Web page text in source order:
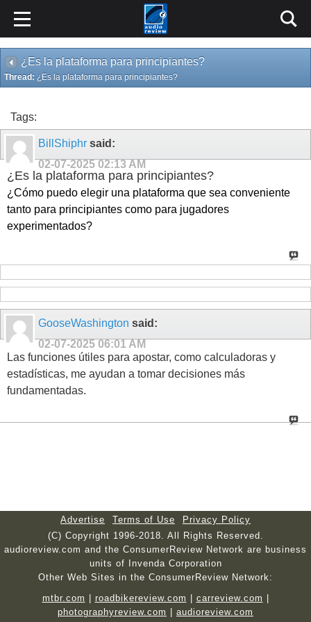
¿Es la plataforma para principiantes?
Thread: ¿Es la plataforma para principiantes?
Tags:
BillShiphr said:
02-07-2025 02:13 AM
¿Es la plataforma para principiantes?
¿Cómo puedo elegir una plataforma que sea conveniente
tanto para principiantes como para jugadores
experimentados?
GooseWashington said:
02-07-2025 06:01 AM
Las funciones útiles para apostar, como calculadoras y
estadísticas, me ayudan a tomar decisiones más
fundamentadas.
Advertise Terms of Use
Privacy Policy
(C) Copyright 1996-2018. All Rights Reserved.
audioreview.com and the ConsumerReview Network are business
units of Invenda Corporation
Other Web Sites in the ConsumerReview Network:
mtbr.com
roadbikereview.com carreview.com
photographyreview.com
audioreview.com